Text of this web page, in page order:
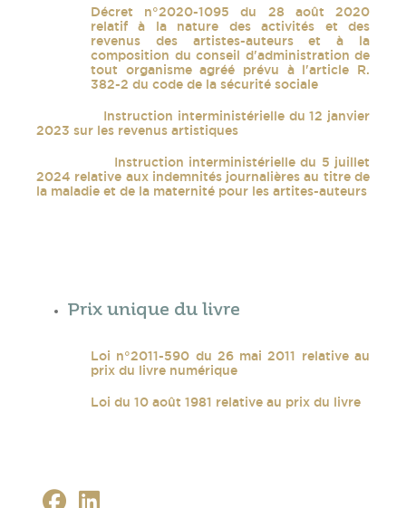
Décret n°2020-1095 du 28 août 2020
relatif à la nature des activités et des
revenus des artistes-auteurs et à la
composition du conseil d'administration de
tout organisme agréé prévu à l'article R.
382-2 du code de la sécurité sociale
Instruction interministérielle du 12 janvier
2023 sur les revenus artistiques
Instruction interministérielle du 5 juillet
2024 relative aux indemnités journalières au titre de
la maladie et de la maternité pour les artites-auteurs
Prix unique du livre
Loi n°2011-590 du 26 mai 2011 relative au
prix du livre numérique
Loi du 10 août 1981 relative au prix du livre